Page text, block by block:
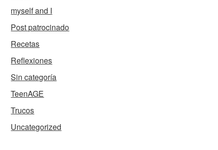
myself and I
Post patrocinado
Recetas
Reflexiones
Sin categoría
TeenAGE
Trucos
Uncategorized